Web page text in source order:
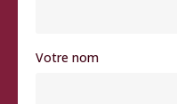
Votre nom